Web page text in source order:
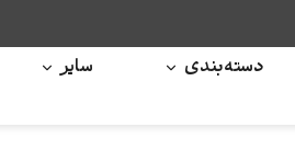
دسته‌بندی سایر